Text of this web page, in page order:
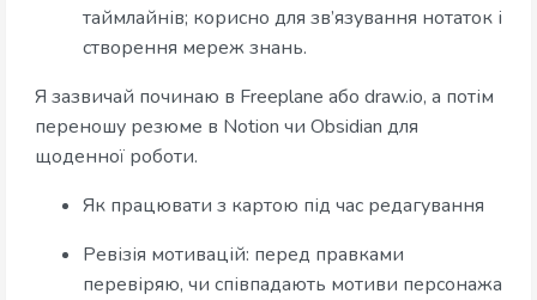
таймлайнів; корисно для зв’язування нотаток і
створення мереж знань.
Я зазвичай починаю в Freeplane або draw.io, а потім
переношу резюме в Notion чи Obsidian для
щоденної роботи.
Як працювати з картою під час редагування
Ревізія мотивацій: перед правками
перевіряю, чи співпадають мотиви персонажа